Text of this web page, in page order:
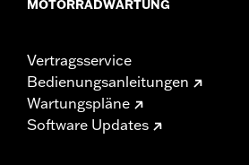
MOTORRADWARTUNG
Vertragsservice
Bedienungsanleitungen
Wartungspläne
Software Updates